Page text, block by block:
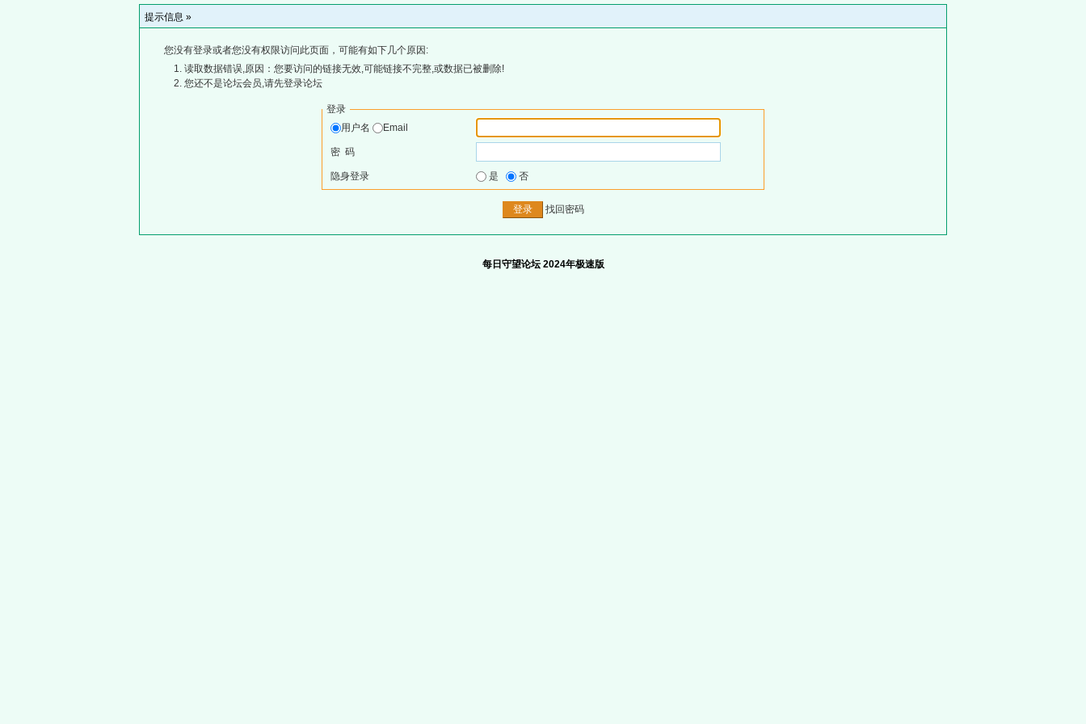
提示信息 »
您没有登录或者您没有权限访问此页面，可能有如下几个原因:
读取数据错误,原因：您要访问的链接无效,可能链接不完整,或数据已被删除!
您还不是论坛会员,请先登录论坛
登录
用户名
Email
密 码
隐身登录 是 否
找回密码
每日守望论坛 2024年极速版